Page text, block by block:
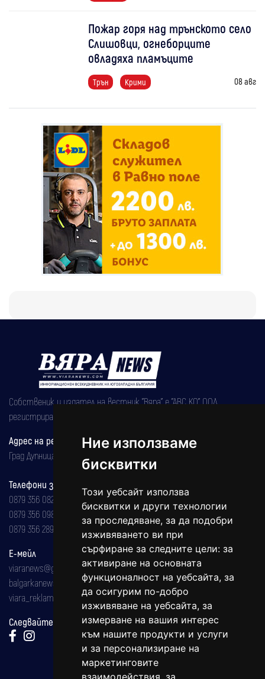
Ние използваме
бисквитки
Този уебсайт използва
бисквитки и други технологии
за проследяване, за да подобри
изживяването ви при
сърфиране за следните цели: за
активиране на основната
функционалност на уебсайта, за
да осигурим по-добро
изживяване на уебсайта, за
измерване на вашия интерес
към нашите продукти и услуги
и за персонализиране на
маркетинговите
взаимодействия за
Пожар горя над трънското село
Слишовци, огнеборците
овладяха пламъците
Трън Крими 08 авг
Собственик и издател на вестник "Вяра" е "АВС КО" ООД,
регистрирана на 08.05.2002 година.
Адрес на редакцията
Град Дупница, ул.''Христо Ботев" 43
Телефони за реклама и абонаменти
0879 356 082
0879 356 098
0879 356 289
Е-мейл
viaranews@gmail.com
balgarkanews@gmail.com
viara_reklama@mail.bg
Следвайте ни: